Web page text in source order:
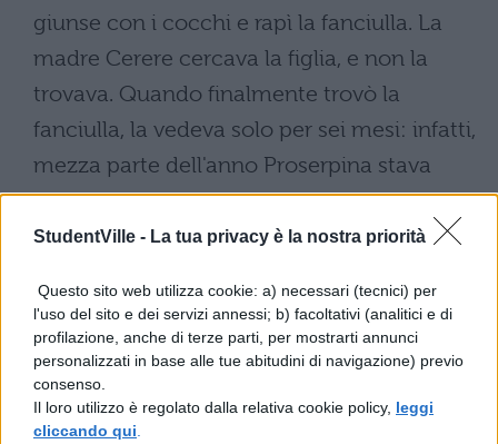
StudentVille - La tua privacy è la nostra priorità
Questo sito web utilizza cookie: a) necessari (tecnici) per
l'uso del sito e dei servizi annessi; b) facoltativi (analitici e di
profilazione, anche di terze parti, per mostrarti annunci
personalizzati in base alle tue abitudini di navigazione) previo
consenso.
Il loro utilizzo è regolato dalla relativa cookie policy, leggi
cliccando qui
giunse con i cocchi e rapì la fanciulla. La
madre Cerere cercava la figlia, e non la
trovava. Quando finalmente trovò la
fanciulla, la vedeva solo per sei mesi: infatti,
mezza parte dell'anno Proserpina stava
dalla madre, mezza da Plutone.
TI POTREBBE INTERESSARE